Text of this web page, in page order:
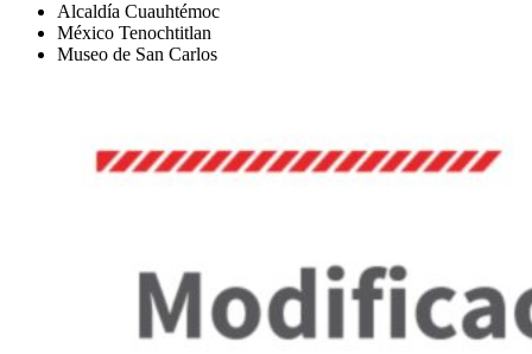
Alcaldía Cuauhtémoc
México Tenochtitlan
Museo de San Carlos